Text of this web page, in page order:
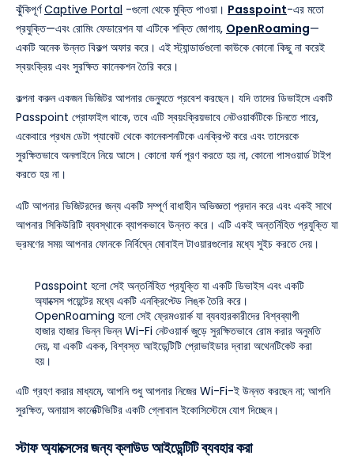
ঝুঁকিপূর্ণCaptive Portal -গুলো থেকে মুক্তি পাওয়া। Passpoint-এর মতো
প্রযুক্তি—এবং রোমিং ফেডারেশন যা এটিকে শক্তি জোগায়, OpenRoaming—
একটি অনেক উন্নত বিকল্প অফার করে। এই স্ট্যান্ডার্ডগুলো কাউকে কোনো কিছু না করেই
স্বয়ংক্রিয় এবং সুরক্ষিত কানেকশন তৈরি করে।
কল্পনা করুন একজন ভিজিটর আপনার ভেন্যুতে প্রবেশ করছেন। যদি তাদের ডিভাইসে একটি
Passpoint প্রোফাইল থাকে, তবে এটি স্বয়ংক্রিয়ভাবে নেটওয়ার্কটিকে চিনতে পারে,
একেবারে প্রথম ডেটা প্যাকেট থেকে কানেকশনটিকে এনক্রিপ্ট করে এবং তাদেরকে
সুরক্ষিতভাবে অনলাইনে নিয়ে আসে। কোনো ফর্ম পূরণ করতে হয় না, কোনো পাসওয়ার্ড টাইপ
করতে হয় না।
এটি আপনার ভিজিটরদের জন্য একটি সম্পূর্ণ বাধাহীন অভিজ্ঞতা প্রদান করে এবং একই সাথে
আপনার সিকিউরিটি ব্যবস্থাকে ব্যাপকভাবে উন্নত করে। এটি একই অন্তর্নিহিত প্রযুক্তি যা
ভ্রমণের সময় আপনার ফোনকে নির্বিঘ্নে মোবাইল টাওয়ারগুলোর মধ্যে সুইচ করতে দেয়।
Passpoint হলো সেই অন্তর্নিহিত প্রযুক্তি যা একটি ডিভাইস এবং একটি
অ্যাক্সেস পয়েন্টের মধ্যে একটি এনক্রিপ্টেড লিঙ্ক তৈরি করে।
OpenRoaming হলো সেই ফ্রেমওয়ার্ক যা ব্যবহারকারীদের বিশ্বব্যাপী
হাজার হাজার ভিন্ন ভিন্ন Wi-Fi নেটওয়ার্ক জুড়ে সুরক্ষিতভাবে রোম করার অনুমতি
দেয়, যা একটি একক, বিশ্বস্ত আইডেন্টিটি প্রোভাইডার দ্বারা অথেনটিকেট করা
হয়।
এটি গ্রহণ করার মাধ্যমে, আপনি শুধু আপনার নিজের Wi-Fi-ই উন্নত করছেন না; আপনি
সুরক্ষিত, অনায়াস কানেক্টিভিটির একটি গ্লোবাল ইকোসিস্টেমে যোগ দিচ্ছেন।
স্টাফ অ্যাক্সেসের জন্য ক্লাউড আইডেন্টিটি ব্যবহার করা